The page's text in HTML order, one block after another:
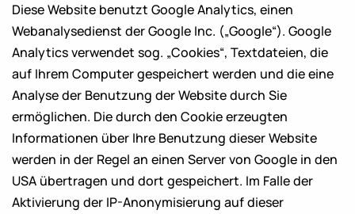
Diese Website benutzt Google Analytics, einen
Webanalysedienst der Google Inc. („Google“). Google
Analytics verwendet sog. „Cookies“, Textdateien, die
auf Ihrem Computer gespeichert werden und die eine
Analyse der Benutzung der Website durch Sie
ermöglichen. Die durch den Cookie erzeugten
Informationen über Ihre Benutzung dieser Website
werden in der Regel an einen Server von Google in den
USA übertragen und dort gespeichert. Im Falle der
Aktivierung der IP-Anonymisierung auf dieser